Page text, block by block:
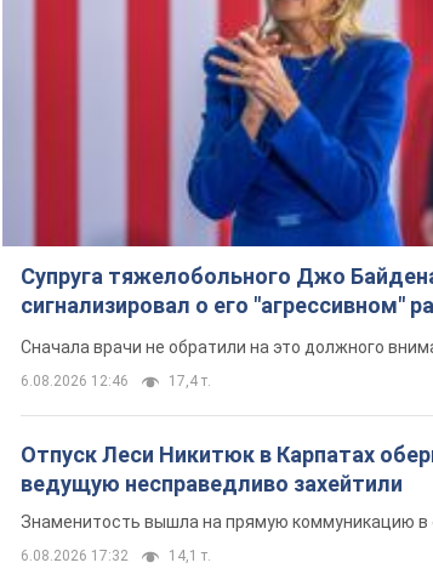
Супруга тяжелобольного Джо
сигнализировал о его "агрессивном"
Сначала врачи не обратили на это должного
6.08.2026 12:46 17,4 т.
Отпуск Леси Никитюк в Карпатах
ведущую несправедливо захейтили
Знаменитость вышла на прямую коммуникацию в
6.08.2026 17:32 14,1 т.